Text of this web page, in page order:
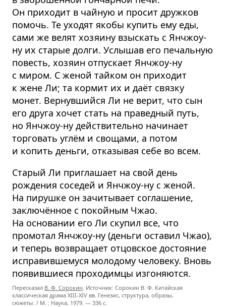
Он приходит в чайную и просит дружков
помочь. Те уходят якобы купить ему еды,
сами же велят хозяину взыскать с Янчжоу-
ну их старые долги. Услышав его печальную
повесть, хозяин отпускает Янчжоу-ну
с миром. С женой тайком он приходит
к жене Ли; та кормит их и даёт связку
монет. Вернувшийся Ли не верит, что сын
его друга хочет стать на праведный путь,
но Янчжоу-ну действительно начинает
торговать углём и свощами, а потом
и копить деньги, отказывая себе во всем.
Старый Ли приглашает на свой день
рождения соседей и Янчжоу-ну с женой.
На пирушке он зачитывает соглашение,
заключённое с покойным Чжао.
На основании его Ли скупил все, что
промотал Янчжоу-ну (деньги оставил Чжао),
и теперь возвращает отцовское достояние
исправившемуся молодому человеку. Вновь
появившиеся проходимцы изгоняются.
Пересказал В. Ф. Сорокин. Источник: Сорокин В. Ф. Китайская
классическая драма XIII-XIV вв. Генезис, структура, образы,
сюжеты. / М. : Наука, 1979. — 336 с.